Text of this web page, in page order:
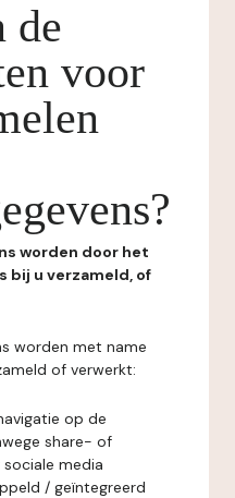
de
voor
worden door het
u verzameld, of
worden met name
of verwerkt:
op de
share- of
media
/ geïntegreerd